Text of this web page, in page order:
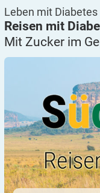
Leben mit Diabetes
Reisen mit
Mit Zucker im